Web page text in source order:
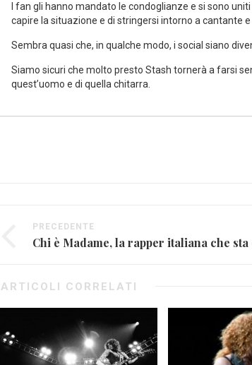
I fan gli hanno mandato le condoglianze e si sono
capire la situazione e di stringersi intorno a cantante
Sembra quasi che, in qualche modo, i social siano
Siamo sicuri che molto presto Stash tornerà a farsi
quest’uomo e di quella chitarra.
PRECEDENTE
ARTICOLI CORRELATI